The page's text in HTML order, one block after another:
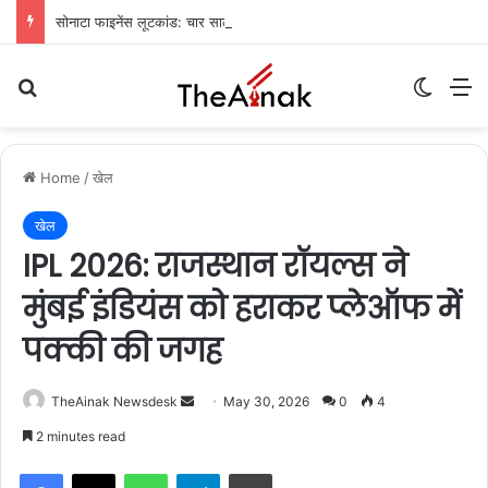
सोनाटा फाइनेंस लूटकांड: चार साल बाद मुजफ्फरपुर से मुख्य आरोपी गिरफ्तार
Home /खेल
खेल
IPL 2026: राजस्थान रॉयल्स ने
मुंबई इंडियंस को हराकर प्लेऑफ में
पक्की की जगह
TheAinak Newsdesk May 30, 2026 0 4
2 minutes read
Telegram